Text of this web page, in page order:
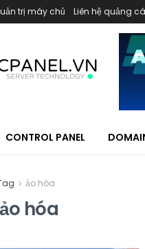
trị máy chủ Liên hệ quảng
CONTROL PANEL
ảo hóa
ảo hóa